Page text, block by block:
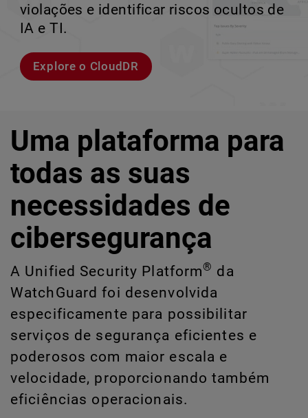
corporativos de alta velocidade.
Explorar modelos
violações e identificar riscos ocultos de
IA e TI.
Explore o CloudDR
perder o ritmo.
Conheça Rai
crescimento escalável.
Conheça o WatchGuard EDR
Uma plataforma para
todas as suas
necessidades de
cibersegurança
A Unified Security Platform® da
WatchGuard foi desenvolvida
especificamente para possibilitar
serviços de segurança eficientes e
poderosos com maior escala e
velocidade, proporcionando também
eficiências operacionais.